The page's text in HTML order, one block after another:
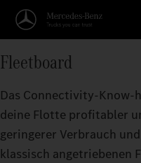
Fleetboard
Das Connectivity-Know-
deine Flotte profitabler
geringerer Verbrauch
klassisch angetriebenen